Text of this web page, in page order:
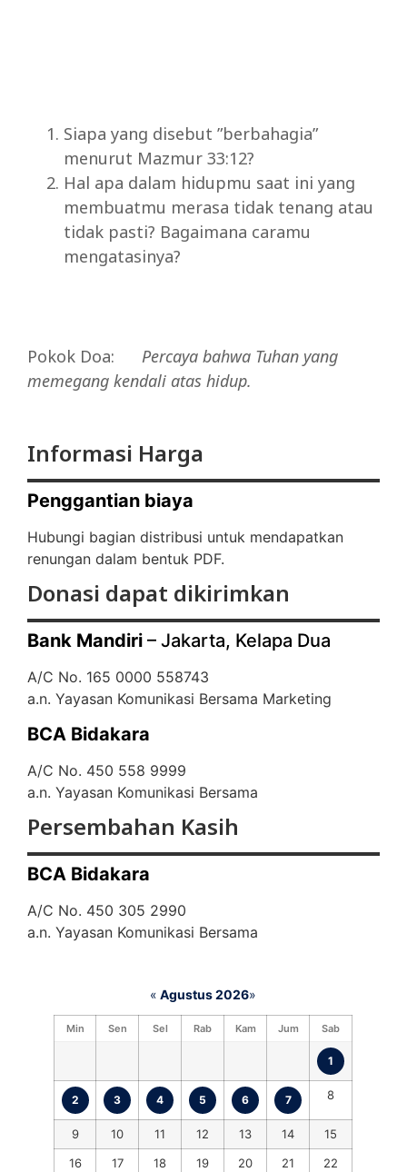
Siapa yang disebut ”berbahagia”
menurut Mazmur 33:12?
Hal apa dalam hidupmu saat ini yang
membuatmu merasa tidak tenang atau
tidak pasti? Bagaimana caramu
mengatasinya?
Pokok Doa: Percaya bahwa Tuhan yang
memegang kendali atas hidup.
Informasi Harga
Penggantian biaya
Hubungi bagian distribusi untuk mendapatkan
renungan dalam bentuk PDF.
Donasi dapat dikirimkan
Bank Mandiri – Jakarta, Kelapa Dua
A/C No. 165 0000 558743
a.n. Yayasan Komunikasi Bersama Marketing
BCA Bidakara
A/C No. 450 558 9999
a.n. Yayasan Komunikasi Bersama
Persembahan Kasih
BCA Bidakara
A/C No. 450 305 2990
a.n. Yayasan Komunikasi Bersama
« Agustus 2026»
Min Sen Sel Rab Kam Jum Sab
1
2 3 4 5 6 7 8
9 10 11 12 13 14
15
16
17 18 19 20 21
22